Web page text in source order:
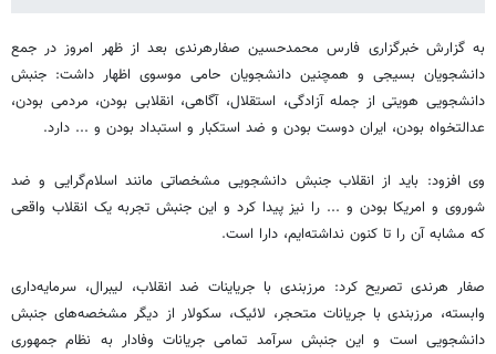
به گزارش خبرگزاری فارس محمدحسین صفارهرندی بعد از ظهر امروز در جمع
دانشجویان بسیجی و همچنین دانشجویان حامی موسوی اظهار داشت: جنبش
دانشجویی هویتی از جمله آزادگی، استقلال، آگاهی، انقلابی بودن، مردمی بودن،
عدالتخواه بودن، ایران دوست بودن و ضد استکبار و استبداد بودن و ... دارد.
وی افزود: باید از انقلاب جنبش دانشجویی مشخصاتی مانند اسلام‌گرایی و ضد
شوروی و امریکا بودن و ... را نیز پیدا کرد و این جنبش تجربه یک انقلاب واقعی
که مشابه آن را تا کنون نداشته‌ایم، دارا است.
صفار هرندی تصریح کرد: مرزبندی با جریاینات ضد انقلاب، لیبرال، سرمایه‌داری
وابسته، مرزبندی با جریانات متحجر، لائیک، سکولار از دیگر مشخصه‌های جنبش
دانشجویی است و این جنبش سرآمد تمامی جریانات وفادار به نظام جمهوری